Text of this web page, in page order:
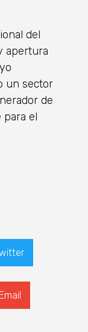
del
apertura
un sector
de
para el
Email